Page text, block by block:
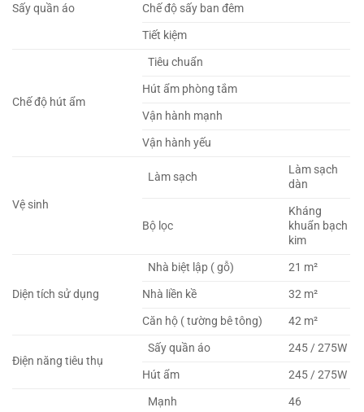
Sấy quần áo
Chế độ sấy ban đêm
Tiết kiệm
Chế độ hút ẩm
Tiêu chuẩn
Hút ẩm phòng tắm
Vận hành mạnh
Vận hành yếu
Vệ sinh
Làm sạch
Làm sạch
dàn
Bộ lọc
Kháng
khuẩn bạch
kim
Diện tích sử dụng
Nhà biệt lập ( gỗ)
21 m²
Nhà liền kề
32 m²
Căn hộ ( tường bê tông)
42 m²
Điện năng tiêu thụ
Sấy quần áo
245 / 275W
Hút ẩm
245 / 275W
Mạnh
46